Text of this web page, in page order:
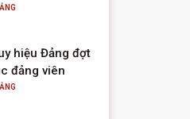
cuối năm
hiệu Đảng đợt
đảng viên